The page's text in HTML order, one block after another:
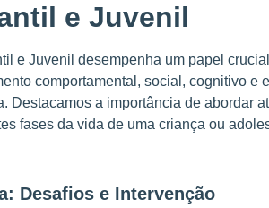
e Juvenil
e Juvenil desempenha um papel
comportamental, social, cognitivo e
Destacamos a importância de abordar
fases da vida de uma criança ou
Desafios e Intervenção